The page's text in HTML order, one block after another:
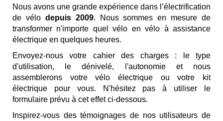
Nous avons une grande expérience dans l’électrification
de vélo depuis 2009. Nous sommes en mesure de
transformer n'importe quel vélo envélo à assistance
électrique en quelques heures.
Envoyez-nous votre cahier des charges : le type
d'utilisation, le dénivelé, l'autonomie et nous
assemblerons votre vélo électrique ou votre kit
électrique pour vous. N'hésitez pas à utiliser le
formulaire prévu à cet effet ci-dessous.
Inspirez-vous destémoignages de nos utilisateurs de